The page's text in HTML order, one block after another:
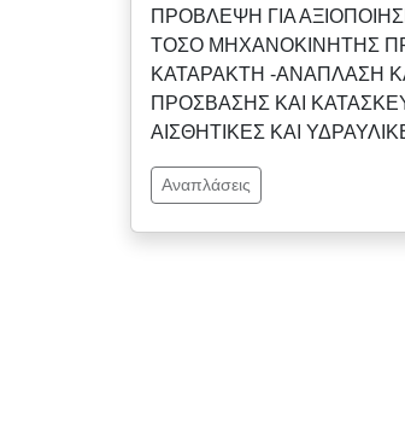
ΠΡΟΒΛΕΨΗ ΓΙΑ
ΤΟΣΟ ΜΗΧΑΝΟΚΙΝΗΤΗΣ
ΚΑΤΑΡΑΚΤΗ -ΑΝΑΠΛΑΣΗ
ΠΡΟΣΒΑΣΗΣ ΚΑΙ
ΑΙΣΘΗΤΙΚΕΣ ΚΑΙ
Αναπλάσεις